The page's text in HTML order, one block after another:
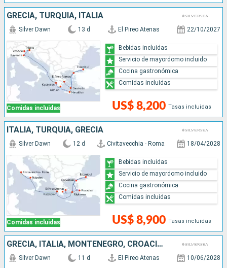
GRECIA, TURQUÍA, ITALIA
Comidas incluidas
Silver Dawn 13 d El Pireo Atenas 22/10/2027
US$ 8,200 Tasas incluidas
Bebidas incluidas
Servicio de mayordomo incluido
Cocina gastronómica
Comidas incluidas
ITALIA, TURQUÍA, GRECIA
Comidas incluidas
Silver Dawn 12 d Civitavecchia - Roma 18/04/2028
US$ 8,900 Tasas incluidas
Bebidas incluidas
Servicio de mayordomo incluido
Cocina gastronómica
Comidas incluidas
GRECIA, ITALIA, MONTENEGRO, CROACIA, ESLOVENIA
Silver Dawn 11 d El Pireo Atenas 10/06/2028